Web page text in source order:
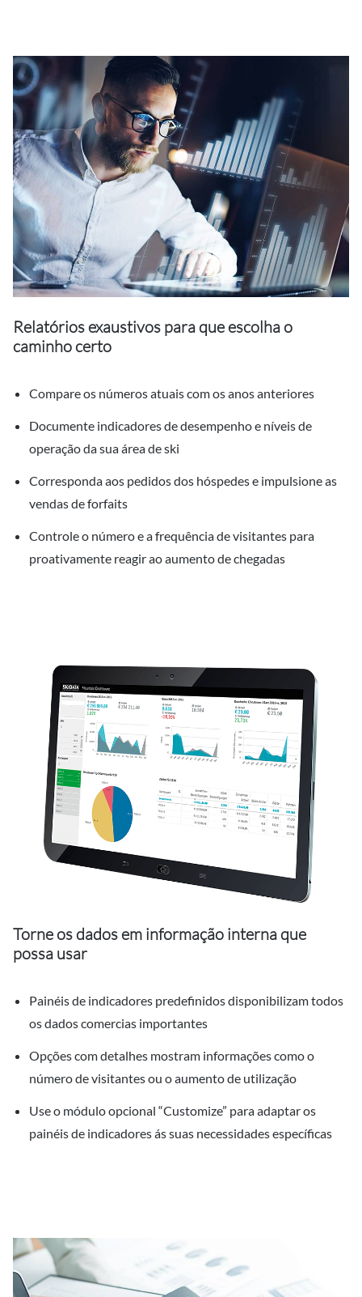
Relatórios exaustivos para que escolha o
caminho certo
Compare os números atuais com os anos anteriores
Documente indicadores de desempenho e níveis de
operação da sua área de ski
Corresponda aos pedidos dos hóspedes e impulsione as
vendas de forfaits
Controle o número e a frequência de visitantes para
proativamente reagir ao aumento de chegadas
Torne os dados em informação interna que
possa usar
Painéis de indicadores predefinidos disponibilizam todos
os dados comercias importantes
Opções com detalhes mostram informações como o
número de visitantes ou o aumento de utilização
Use o módulo opcional “Customize” para adaptar os
painéis de indicadores ás suas necessidades específicas